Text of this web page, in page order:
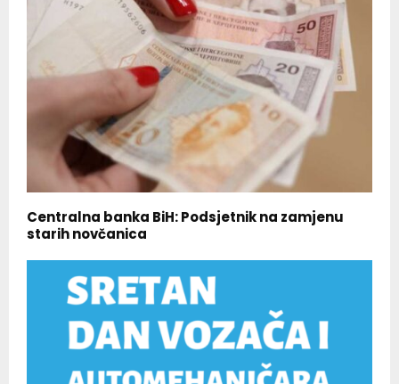
Centralna banka BiH: Podsjetnik na zamjenu
starih novčanica